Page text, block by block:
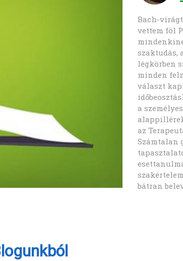
az Eszenciacentrum Kft.
döntöttem. Már a tanfolyam
arról, hogy biztosan magas
lesz részem. A tanfolyam
lebonyolításában
nagyon vonzó volt
amit ott kaptam
felülmúlt.
Bach-
vettem föl
szaktudás,
légkörben
minden
választ
a
az
Számtalan
bátran